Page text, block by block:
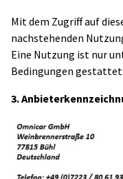
Mit dem Zugriff auf
nachstehenden
Eine Nutzung ist nur
Bedingungen gestattet.
3.